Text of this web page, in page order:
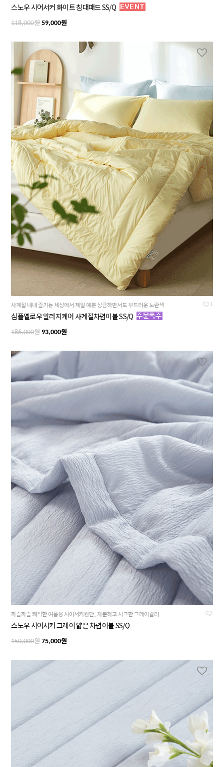
스노우 시어서커 화이트 침대패드 SS/Q
118,000원59,000원
1
사계절 내내 즐기는 세상에서 제일 예쁜 상큼하면서도 부드러운 노란색
심플옐로우 알러지케어 사계절차렵이불 SS/Q
186,000원93,000원
까슬까슬 쾌적한 여름용 시어서커원단, 차분하고 시크한 그레이컬러
스노우 시어서커 그레이 얇은 차렵이불 SS/Q
150,000원75,000원